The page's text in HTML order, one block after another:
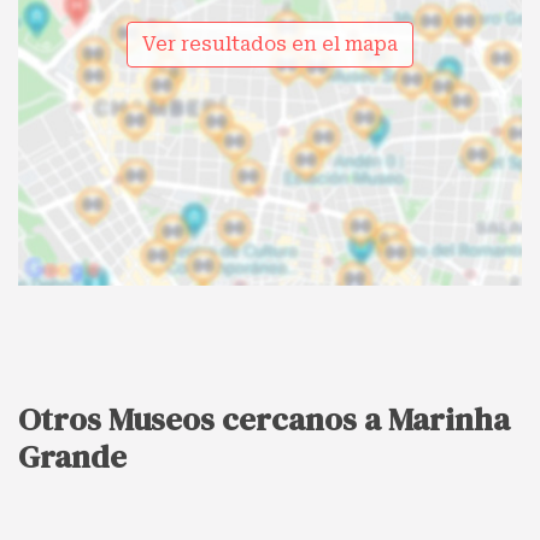
Ver resultados en el mapa
Otros Museos cercanos a Marinha
Grande